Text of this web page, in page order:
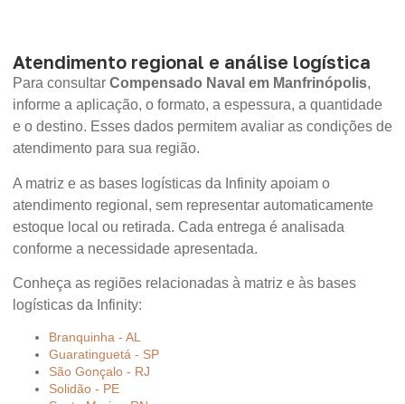
Atendimento regional e análise logística
Para consultar Compensado Naval em Manfrinópolis,
informe a aplicação, o formato, a espessura, a quantidade
e o destino. Esses dados permitem avaliar as condições de
atendimento para sua região.
A matriz e as bases logísticas da Infinity apoiam o
atendimento regional, sem representar automaticamente
estoque local ou retirada. Cada entrega é analisada
conforme a necessidade apresentada.
Conheça as regiões relacionadas à matriz e às bases
logísticas da Infinity:
Branquinha - AL
Guaratinguetá - SP
São Gonçalo - RJ
Solidão - PE